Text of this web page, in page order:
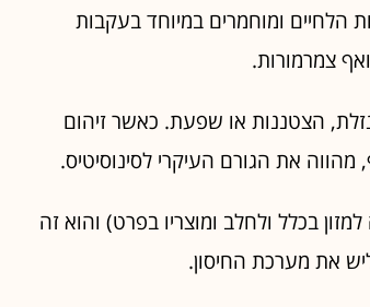
הלחיים ומוחמרים במיוחד בעקבות
צמרמורות.
הצטננות או שפעת. כאשר זיהום
את הגורם העיקרי לסינוסיטיס.
בכלל ולחלב ומוצריו בפרט) והוא זה
את מערכת החיסון.